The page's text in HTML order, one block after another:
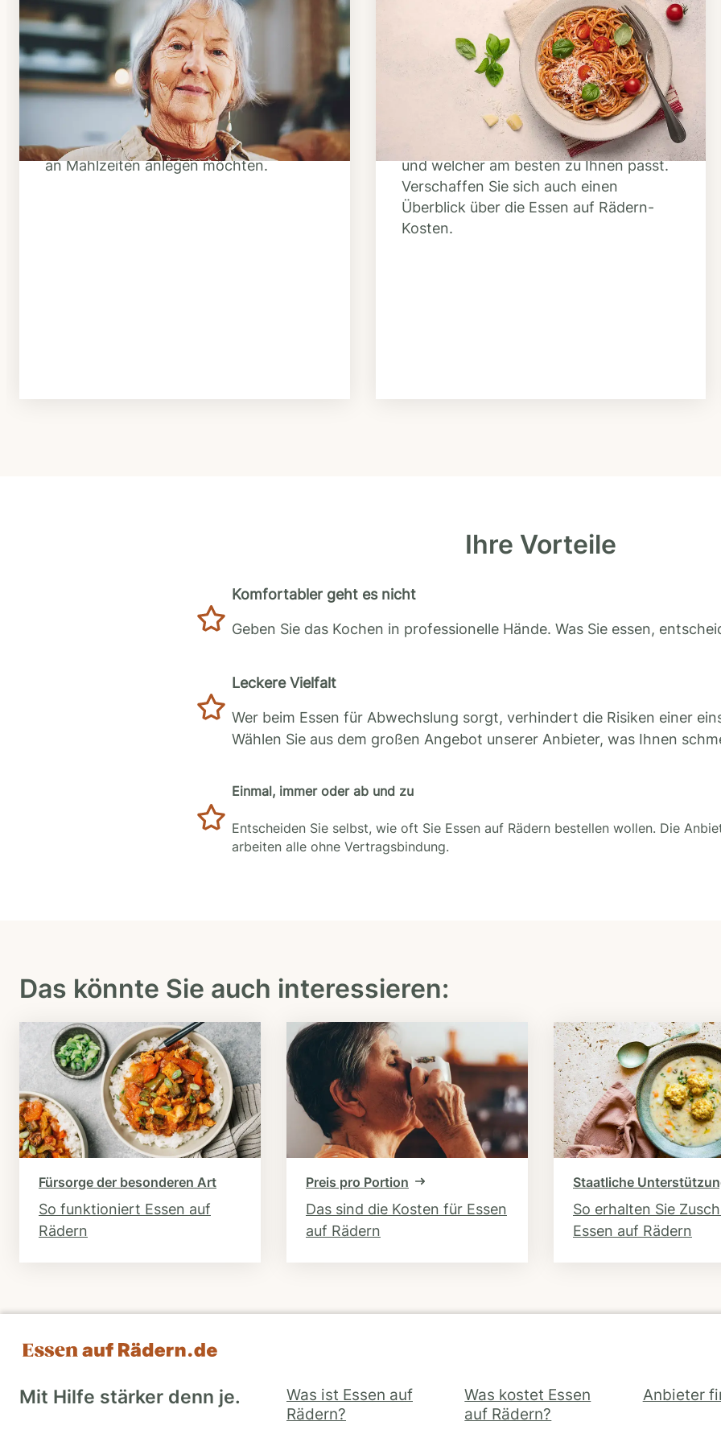
Schritt 1
Klarheit schaffen
Überlegen Sie, ob Ihnen das Essen
täglich verzehrfertig geliefert werden
soll oder Sie sich einen Tiefkühl-Vorrat
an Mahlzeiten anlegen möchten.
Schritt 2
Anbieter finden
Nutzen Sie unsere große Mahlzeiten-
Dienst-Suche, um herauszufinden,
welche Anbieter es in Ihrer Region gibt
und welcher am besten zu Ihnen passt.
Verschaffen Sie sich auch einen
Überblick über die Essen auf Rädern-
Kosten.
Ihre Vorteile
Komfortabler geht es nicht
Geben Sie das Kochen in professionelle Hände. Was Sie essen,
Leckere Vielfalt
Wer beim Essen für Abwechslung sorgt, verhindert die Risiken einer
Wählen Sie aus dem großen Angebot unserer Anbieter, was Ihnen
Einmal, immer oder ab und zu
Entscheiden Sie selbst, wie oft Sie Essen auf Rädern bestellen wollen. Die
arbeiten alle ohne Vertragsbindung.
Das könnte Sie auch interessieren:
Fürsorge der besonderen Art
So funktioniert Essen auf
Rädern
Preis pro Portion
Das sind die Kosten für Essen
auf Rädern
Staatliche
So erhalten Sie
Essen auf Rädern
Mit Hilfe stärker denn je.
Was ist Essen auf
Rädern?
Was kostet Essen
auf Rädern?
Anbieter